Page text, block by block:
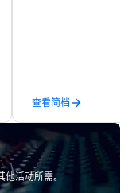
查看简档
活动所需。